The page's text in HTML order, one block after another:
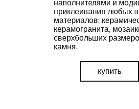
наполнителями и
приклеивания любых
материалов:
керамогранита,
сверхбольших
камня.
купить